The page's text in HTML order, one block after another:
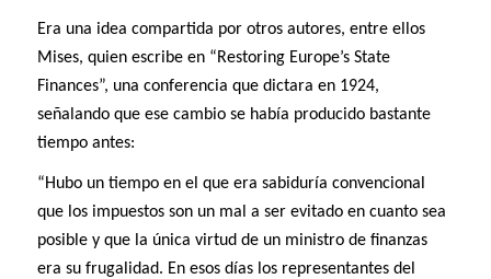
Era una idea compartida por otros autores, entre ellos
Mises, quien escribe en “Restoring Europe’s State
Finances”, una conferencia que dictara en 1924,
señalando que ese cambio se había producido bastante
tiempo antes:
“Hubo un tiempo en el que era sabiduría convencional
que los impuestos son un mal a ser evitado en cuanto sea
posible y que la única virtud de un ministro de finanzas
era su frugalidad. En esos días los representantes del